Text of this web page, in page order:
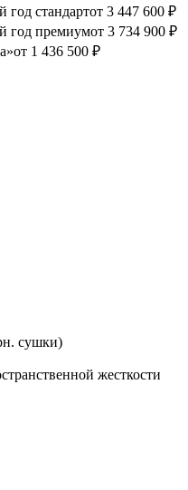
год стандартот 3 447 600 ₽
год премиумот 3 734 900 ₽
от 1 436 500 ₽
сушки)
жесткости